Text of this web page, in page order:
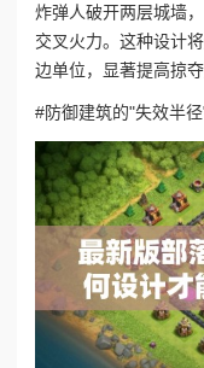
炸弹人破开两层城墙
交叉火力。这种设计
边单位，显著提高掠夺
#防御建筑的"失效半